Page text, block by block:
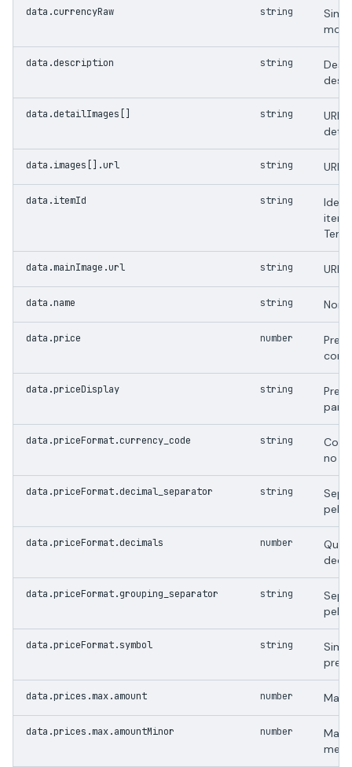
data.currencyRaw string
data.description string
data.detailImages[] string
data.images[].url string
data.itemId string
item
data.mainImage.url string URL
data.name string
data.price number
data.priceDisplay string
para
data.priceFormat.currency_code string
no
data.priceFormat.decimal_separator string
pela
data.priceFormat.decimals number
data.priceFormat.grouping_separator string
pela
data.priceFormat.symbol string
data.prices.max.amount number
data.prices.max.amountMinor number